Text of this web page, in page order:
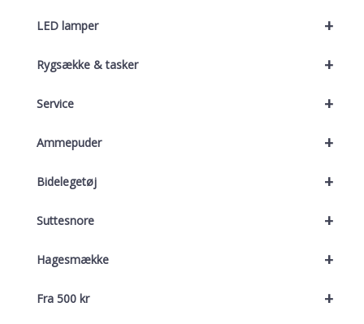
+
LED lamper
+
Rygsække & tasker
+
Service
+
Ammepuder
+
Bidelegetøj
+
Suttesnore
+
Hagesmække
+
Fra 500 kr